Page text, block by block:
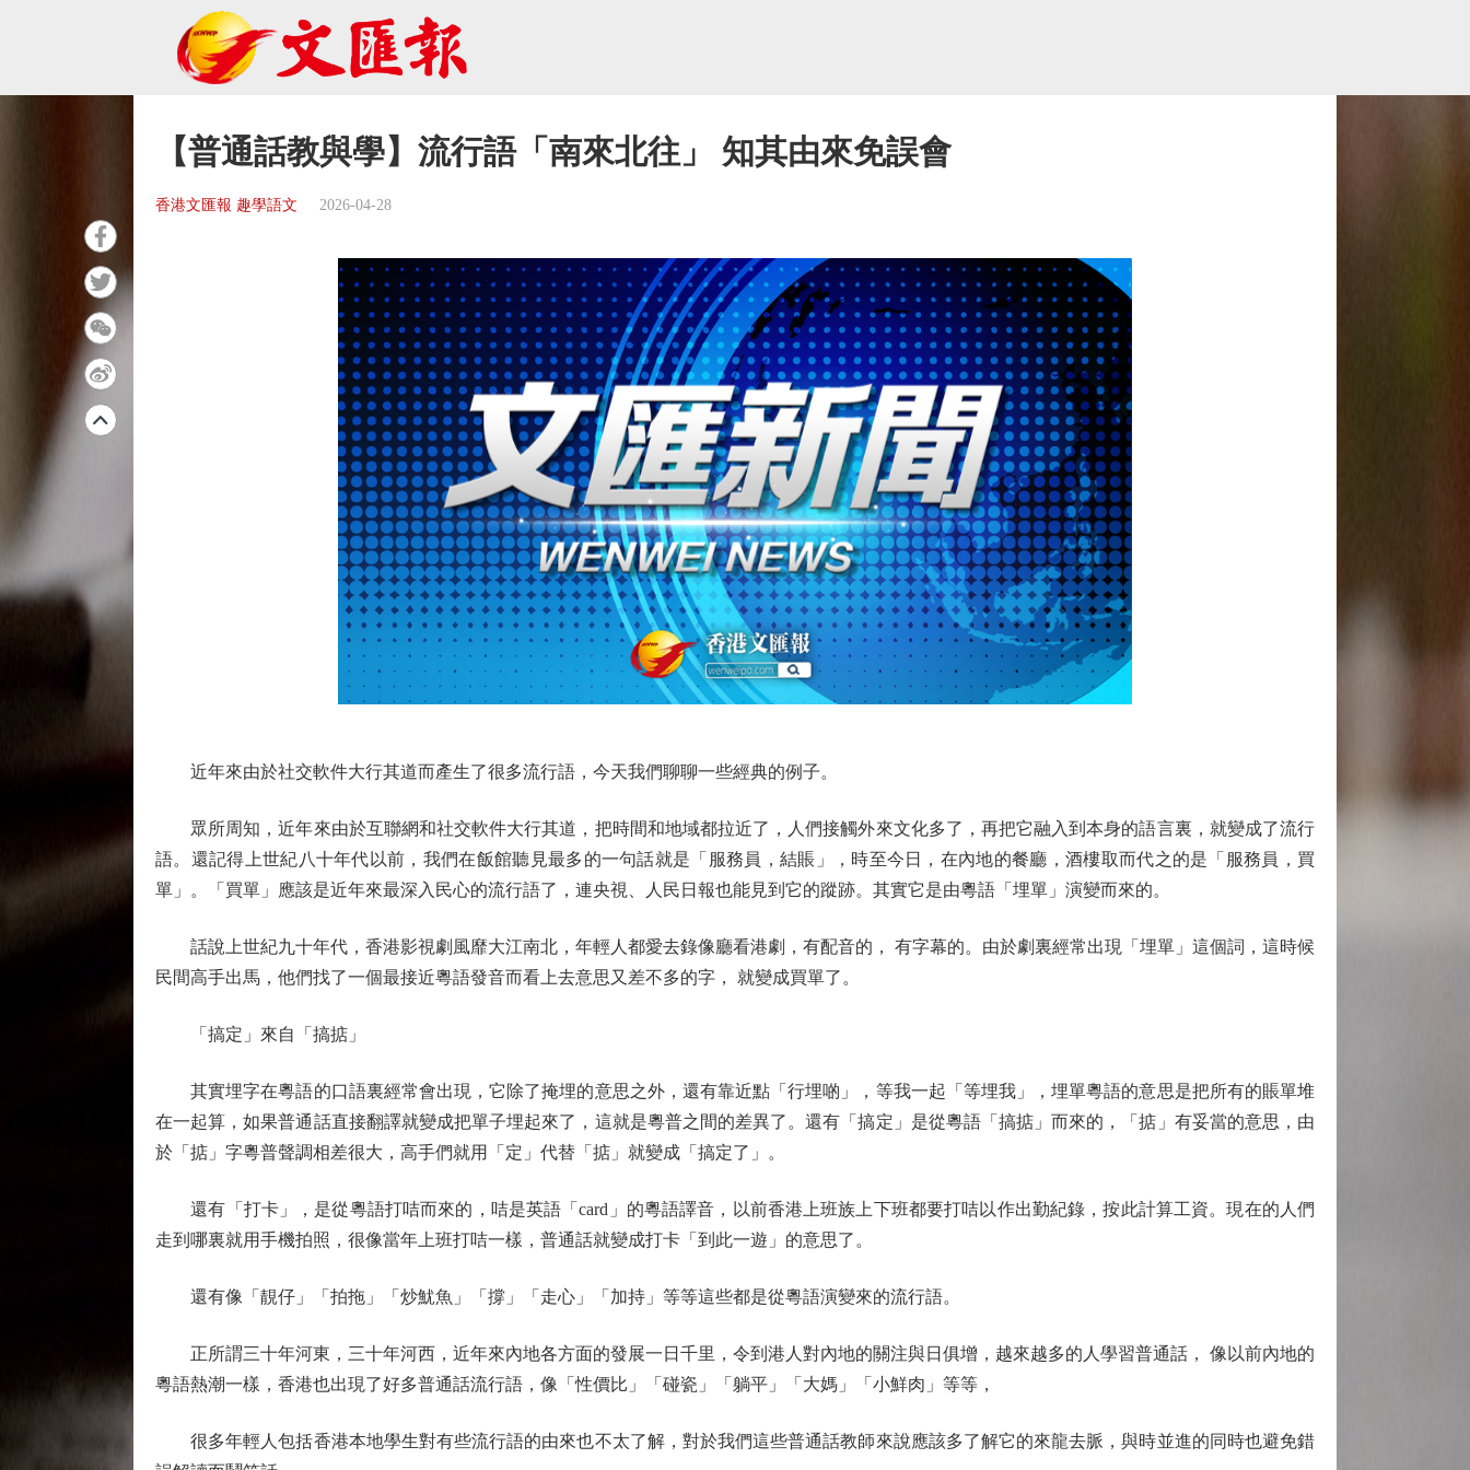
【普通話教與學】流行語「南來北往」 知其由來免誤會
香港文匯報 趣學語文 2026-04-28
近年來由於社交軟件大行其道而產生了很多流行語，今天我們聊聊一些經典的例子。
眾所周知，近年來由於互聯網和社交軟件大行其道，把時間和地域都拉近了，人們接觸外來文化多了，再把它融入到本身的語言裏，就變成了流行
語。還記得上世紀八十年代以前，我們在飯館聽見最多的一句話就是「服務員，結賬」，時至今日，在內地的餐廳，酒樓取而代之的是「服務員，買
單」。「買單」應該是近年來最深入民心的流行語了，連央視、人民日報也能見到它的蹤跡。其實它是由粵語「埋單」演變而來的。
話說上世紀九十年代，香港影視劇風靡大江南北，年輕人都愛去錄像廳看港劇，有配音的， 有字幕的。由於劇裏經常出現「埋單」這個詞，這時候
民間高手出馬，他們找了一個最接近粵語發音而看上去意思又差不多的字， 就變成買單了。
「搞定」來自「搞掂」
其實埋字在粵語的口語裏經常會出現，它除了掩埋的意思之外，還有靠近點「行埋啲」，等我一起「等埋我」，埋單粵語的意思是把所有的賬單堆
在一起算，如果普通話直接翻譯就變成把單子埋起來了，這就是粵普之間的差異了。還有「搞定」是從粵語「搞掂」而來的，「掂」有妥當的意思，由
於「掂」字粵普聲調相差很大，高手們就用「定」代替「掂」就變成「搞定了」。
還有「打卡」，是從粵語打咭而來的，咭是英語「card」的粵語譯音，以前香港上班族上下班都要打咭以作出勤紀錄，按此計算工資。現在的人們
走到哪裏就用⼿機拍照，很像當年上班打咭一樣，普通話就變成打卡「到此一遊」的意思了。
還有像「靚仔」「拍拖」「炒魷魚」「撐」「走心」「加持」等等這些都是從粵語演變來的流行語。
正所謂三十年河東，三十年河西，近年來內地各方面的發展一日千里，令到港人對內地的關注與日俱增，越來越多的人學習普通話， 像以前內地的
粵語熱潮一樣，香港也出現了好多普通話流行語，像「性價比」「碰瓷」「躺平」「大媽」「小鮮肉」等等，
很多年輕人包括香港本地學生對有些流行語的由來也不太了解，對於我們這些普通話教師來說應該多了解它的來龍去脈，與時並進的同時也避免錯